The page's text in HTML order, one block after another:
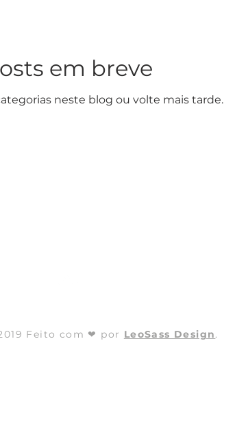
em breve
neste blog ou volte mais tarde.
Feito com ❤ por LeoSass Design.